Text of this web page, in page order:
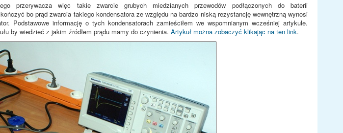
przerywacza więc takie zwarcie grubych miedzianych przewodów podłączonych do baterii
bo prąd zwarcia takiego kondensatora ze względu na bardzo niską rezystancję wewnętrzną wynosi
Podstawowe informację o tych kondensatorach zamieściłem we wspomnianym wcześniej artykule.
by wiedzieć z jakim źródłem prądu mamy do czynienia. Artykuł można zobaczyć klikając na ten link.